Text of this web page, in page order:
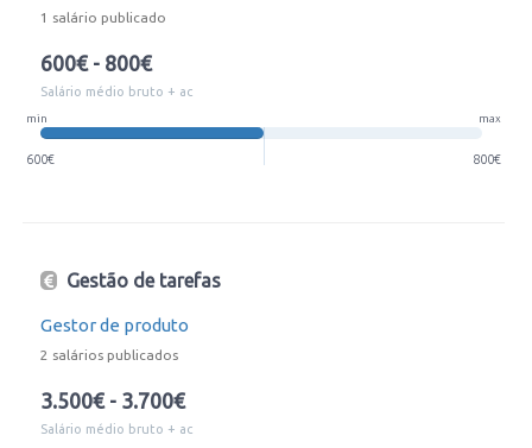
1 salário publicado
600€ - 800€
Salário médio bruto + ac
min max
600€ 800€
Gestão de tarefas
Gestor de produto
2 salários publicados
3.500€ - 3.700€
Salário médio bruto + ac